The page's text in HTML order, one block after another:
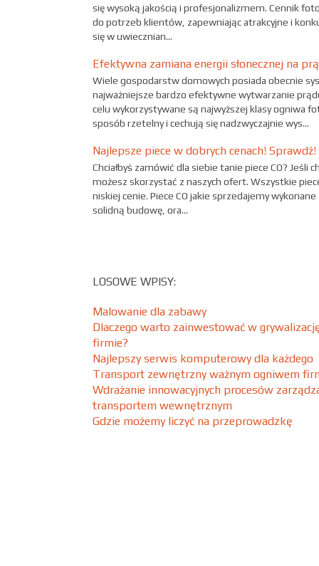
się wysoką jakością i profesjonalizmem. Cennik
do potrzeb klientów, zapewniając atrakcyjne i
się w uwiecznian...
Efektywna zamiana energii słonecznej na
Wiele gospodarstw domowych posiada obecnie
najważniejsze bardzo efektywne wytwarzanie
celu wykorzystywane są najwyższej klasy ogniwa
sposób rzetelny i cechują się nadzwyczajnie wys...
Najlepsze piece w dobrych cenach! Sprawdź!
Chciałbyś zamówić dla siebie tanie piece CO? Jeśli
możesz skorzystać z naszych ofert. Wszystkie
niskiej cenie. Piece CO jakie sprzedajemy wykonane
solidną budowę, ora...
LOSOWE WPISY:
Malowanie dla zabawy
Dlaczego warto zainwestować w
firmie?
Najlepszy serwis komputerowy dla każdego
Transport zewnętrzny ważnym ogniwem
Wdrażanie innowacyjnych procesów
transportem wewnętrznym
Gdzie możemy liczyć na przeprowadzkę